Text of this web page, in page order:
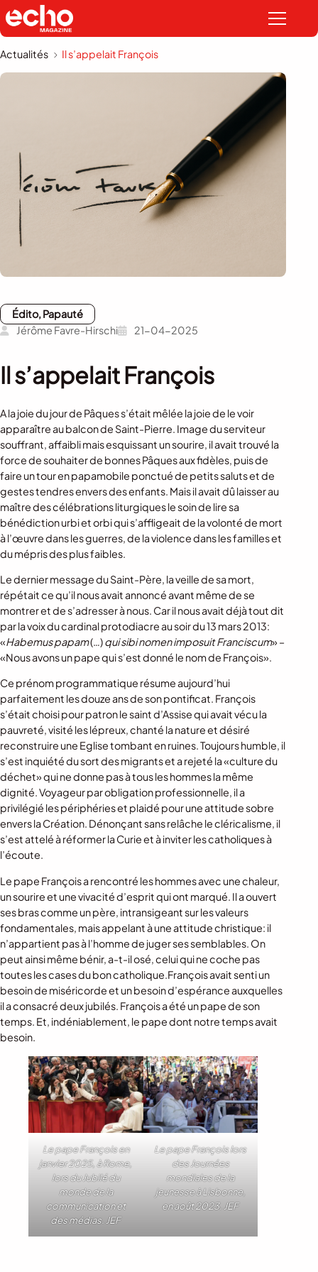
Actualités Il s’appelait François
Édito, Papauté
Jérôme Favre-Hirschi
21-04-2025
Il s’appelait François
A la joie du jour de Pâques s’était mêlée la joie de le voir
apparaître au balcon de Saint-Pierre. Image du serviteur
souffrant, affaibli mais esquissant un sourire, il avait trouvé la
force de souhaiter de bonnes Pâques aux fidèles, puis de
faire un tour en papamobile ponctué de petits saluts et de
gestes tendres envers des enfants. Mais il avait dû laisser au
maître des célébrations liturgiques le soin de lire sa
bénédiction urbi et orbi qui s’affligeait de la volonté de mort
à l’œuvre dans les guerres, de la violence dans les familles et
du mépris des plus faibles.
Le dernier message du Saint-Père, la veille de sa mort,
répétait ce qu’il nous avait annoncé avant même de se
montrer et de s’adresser à nous. Car il nous avait déjà tout dit
par la voix du cardinal protodiacre au soir du 13 mars 2013:
«Habemus papam(…)qui sibi nomen imposuit Fran­ciscum» –
«Nous avons un pape qui s’est donné le nom de François».
Ce prénom programmatique résume aujourd’hui
parfaitement les douze ans de son pontificat. François
s’était choisi pour patron le saint d’Assise qui avait vécu la
pauvreté, visité les lépreux, chanté la nature et désiré
reconstruire une Eglise tombant en ruines. Toujours humble, il
s’est inquiété du sort des migrants et a rejeté la «culture du
déchet» qui ne donne pas à tous les hommes la même
dignité. Voyageur par obligation professionnelle, il a
privilégié les périphéries et plaidé pour une attitude sobre
envers la Création. Dénonçant sans relâche le cléricalisme, il
s’est attelé à réformer la Curie et à inviter les catholiques à
l’écoute.
Le pape François a rencontré les hommes avec une chaleur,
un sourire et une vivacité d’esprit qui ont marqué. Il a ou­vert
ses bras comme un père, intransigeant sur les valeurs
fondamentales, mais appelant à une attitude christique: il
n’appartient pas à l’homme de juger ses semblables. On
peut ainsi même bénir, a-t-il osé, celui qui ne coche pas
toutes les cases du bon catholique.François avait senti un
besoin de miséricorde et un besoin d’espérance auxquelles
il a consacré deux jubilés. François a été un pape de son
temps. Et, indéniablement, le pape dont notre temps avait
besoin.
Le pape François en
janvier 2025, à Rome,
lors du Jubilé du
monde de la
communication et
des médias. JEF
Le pape François lors
des Journées
mondiales de la
jeunesse à Lisbonne,
en août 2023. JEF